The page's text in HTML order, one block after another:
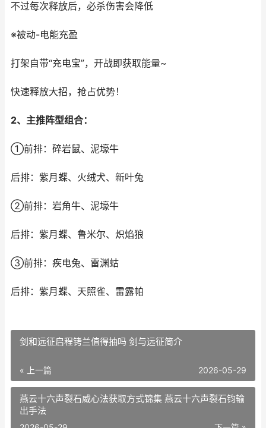
不过每次释放后，必杀伤害会降低
※被动-电能充盈
打架自带“充电宝”，开战即获取能量~
快速释放大招，抢占优势！
2、主推阵型组合：
①前排：碎岩鼠、泥壕牛
后排：紫月蝶、火绒犬、新叶兔
②前排：岩角牛、泥壕牛
后排：紫月蝶、鲁米尔、炽焰狼
③前排：疾电兔、雷渊蛄
后排：紫月蝶、天照雀、雷露帕
剑和远征启程铐兰值得抽吗 剑与远征简介
« 上一篇 2026-05-29
燕云十六声裂石威心法获取方式锦集​ 燕云十六声裂石钧输
出手法